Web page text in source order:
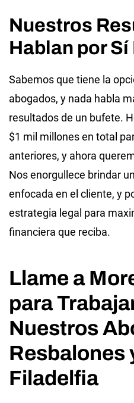
Nuestros
Hablan por
Sabemos que tiene la
abogados, y nada habla
resultados de un bufete.
$1 mil millones en total
anteriores, y ahora
Nos enorgullece brindar
enfocada en el cliente, y
estrategia legal para
financiera que reciba.
Llame a
para
Nuestros
Resbalones
Filadelfia